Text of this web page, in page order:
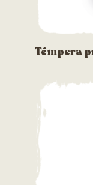
Témpera